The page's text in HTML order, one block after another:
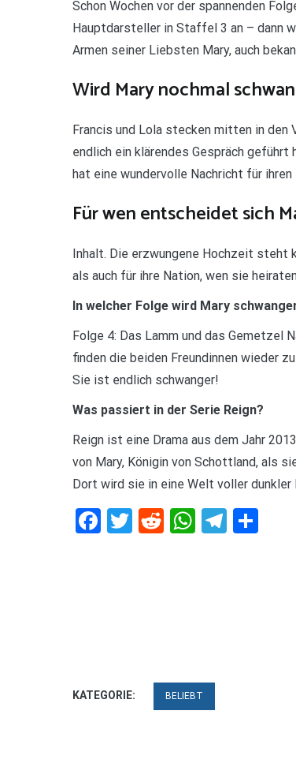
Schon Wochen vor der spannenden
Hauptdarsteller in Staffel 3 an – dann
Armen seiner Liebsten Mary, auch
Wird Mary nochmal
Francis und Lola stecken mitten in den
endlich ein klärendes Gespräch geführt
hat eine wundervolle Nachricht für
Für wen entscheidet sich
Inhalt. Die erzwungene Hochzeit steht
als auch für ihre Nation, wen sie
In welcher Folge wird Mary
Folge 4: Das Lamm und das Gemetzel
finden die beiden Freundinnen wieder
Sie ist endlich schwanger!
Was passiert in der Serie Reign?
Reign ist eine Drama aus dem Jahr
von Mary, Königin von Schottland, als
Dort wird sie in eine Welt voller
Facebook
Twitter
RedditWhatsApp
KATEGORIE: BELIEBT